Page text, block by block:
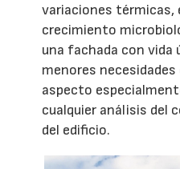
variaciones térmicas,
crecimiento
una fachada con vida
menores
aspecto
cualquier análisis del
del edificio.